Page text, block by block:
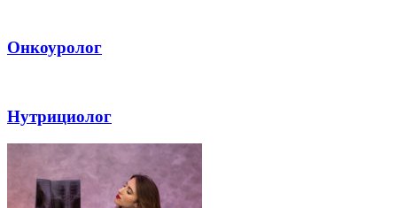
Онкоуролог
Нутрициолог